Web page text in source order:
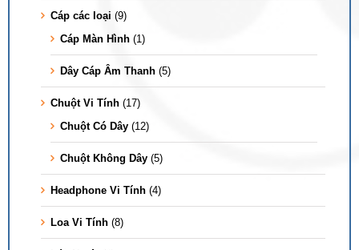
Cáp các loại (9)
Cáp Màn Hình (1)
Dây Cáp Âm Thanh (5)
Chuột Vi Tính (17)
Chuột Có Dây (12)
Chuột Không Dây (5)
Headphone Vi Tính (4)
Loa Vi Tính (8)